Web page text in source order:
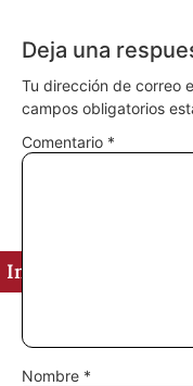
Ingredientes
Deja una
Tu dirección de correo
campos obligatorios
Comentario *
Nombre *